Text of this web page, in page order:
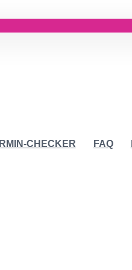
CHECKER FAQ